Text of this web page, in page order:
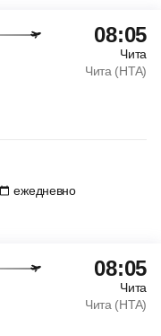
08:05
Чита
Чита (HTA)
ежедневно
08:05
Чита
Чита (HTA)